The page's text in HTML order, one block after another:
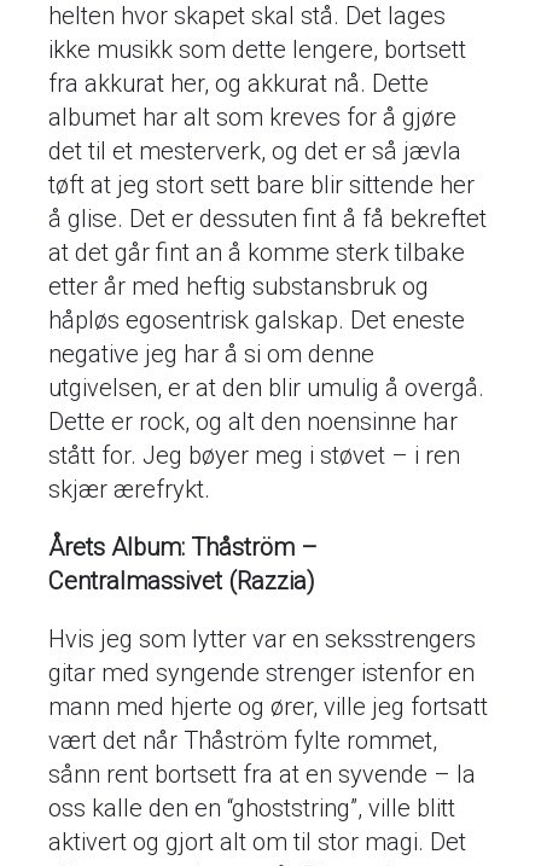
helten hvor skapet skal stå. Det lages
ikke musikk som dette lengere, bortsett
fra akkurat her, og akkurat nå. Dette
albumet har alt som kreves for å gjøre
det til et mesterverk, og det er så jævla
tøft at jeg stort sett bare blir sittende her
å glise. Det er dessuten fint å få bekreftet
at det går fint an å komme sterk tilbake
etter år med heftig substansbruk og
håpløs egosentrisk galskap. Det eneste
negative jeg har å si om denne
utgivelsen, er at den blir umulig å overgå.
Dette er rock, og alt den noensinne har
stått for. Jeg bøyer meg i støvet – i ren
skjær ærefrykt.
Årets Album: Thåström –
Centralmassivet (Razzia)
Hvis jeg som lytter var en seksstrengers
gitar med syngende strenger istenfor en
mann med hjerte og ører, ville jeg fortsatt
vært det når Thåström fylte rommet,
sånn rent bortsett fra at en syvende – la
oss kalle den en “ghoststring”, ville blitt
aktivert og gjort alt om til stor magi. Det